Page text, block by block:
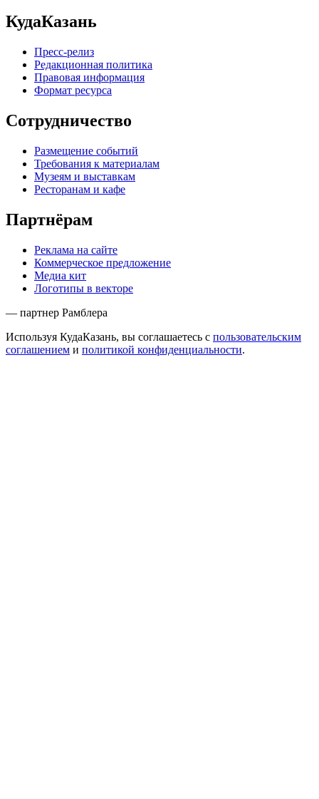
КудаКазань
Пресс-релиз
Редакционная политика
Правовая информация
Формат ресурса
Сотрудничество
Размещение событий
Требования к материалам
Музеям и выставкам
Ресторанам и кафе
Партнёрам
Реклама на сайте
Коммерческое предложение
Медиа кит
Логотипы в векторе
— партнер Рамблера
Используя КудаКазань, вы соглашаетесь с пользовательским
соглашением и политикой конфиденциальности.